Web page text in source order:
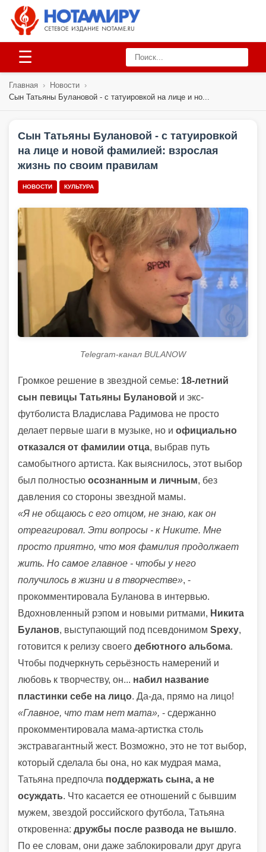
☰
Главная › Новости ›
Сын Татьяны Булановой - с татуировкой на лице и но...
Сын Татьяны Булановой - с татуировкой
на лице и новой фамилией: взрослая
жизнь по своим правилам
НОВОСТИ КУЛЬТУРА
Telegram-канал BULANOW
Громкое решение в звездной семье: 18-летний
сын певицы Татьяны Булановой и экс-
футболиста Владислава Радимова не просто
делает первые шаги в музыке, но и официально
отказался от фамилии отца, выбрав путь
самобытного артиста. Как выяснилось, этот выбор
был полностью осознанным и личным, без
давления со стороны звездной мамы.
«Я не общаюсь с его отцом, не знаю, как он
отреагировал. Эти вопросы - к Никите. Мне
просто приятно, что моя фамилия продолжает
жить. Но самое главное - чтобы у него
получилось в жизни и в творчестве», -
прокомментировала Буланова в интервью.
Вдохновленный рэпом и новыми ритмами, Никита
Буланов, выступающий под псевдонимом Spexy,
готовится к релизу своего дебютного альбома.
Чтобы подчеркнуть серьёзность намерений и
любовь к творчеству, он... набил название
пластинки себе на лицо. Да-да, прямо на лицо!
«Главное, что там нет мата», - сдержанно
прокомментировала мама-артистка столь
экстравагантный жест. Возможно, это не тот выбор,
который сделала бы она, но как мудрая мама,
Татьяна предпочла поддержать сына, а не
осуждать. Что касается ее отношений с бывшим
мужем, звездой российского футбола, Татьяна
откровенна: дружбы после развода не вышло.
По ее словам, они даже заблокировали друг друга